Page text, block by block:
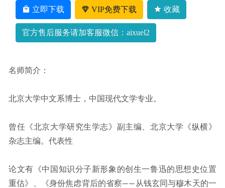
立即下载 VIP免费下载 收藏
官方售后服务请加客服微信：aixuel2
名师简介：
北京大学中文系博士，中国现代文学专业。
曾任《北京大学研究生学志》副主编、北京大学《纵横》
杂志主编。代表性
论文有《中国知识分子新形象的创生一鲁迅的思想史位置
重估》、《身份焦虑背后的省察――从钱玄同与穆木天的一
作业帮高中物理网课教程23年胡婷高二物理教程a全年班-视
频教程+讲义 2022-09-14